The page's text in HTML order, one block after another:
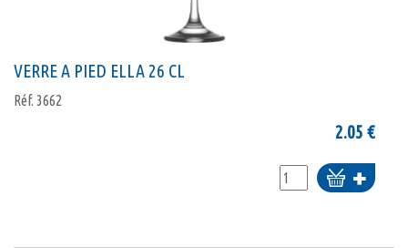
VERRE A PIED ELLA 26 CL
Réf. 3662
2.05 €
Ajouter
au